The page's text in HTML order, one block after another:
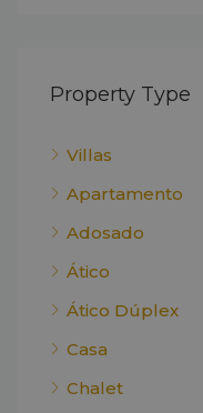
Property Type
Villas
Apartamento
Adosado
Ático
Ático Dúplex
Casa
Chalet